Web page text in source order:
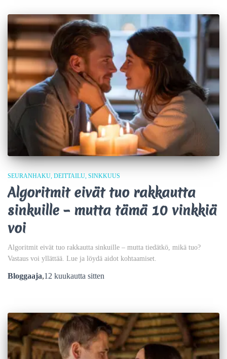
SEURANHAKU DEITTAILU SINKKUUS
Algoritmit eivät tuo rakkautta
sinkuille – mutta tämä 10 vinkkiä
voi
Algoritmit eivät tuo rakkautta sinkuille – mutta tiedätkö, mikä tuo?
Vastaus voi yllättää. Lue ja löydä aidot kohtaamiset.
Bloggaaja,12 kuukautta sitten